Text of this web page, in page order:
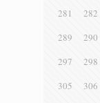
281
282
289
290
297
298
305
306